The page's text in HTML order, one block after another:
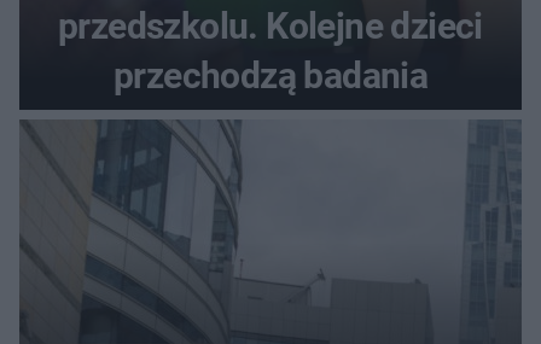
przedszkolu. Kolejne dzieci
przechodzą badania